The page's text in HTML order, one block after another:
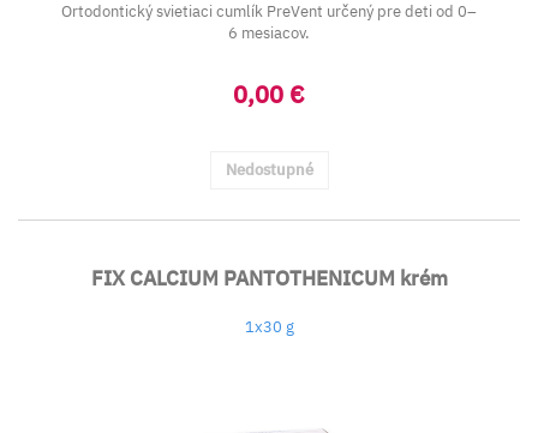
Ortodontický svietiaci cumlík PreVent určený pre deti od 0–
6 mesiacov.
0,00 €
Nedostupné
FIX CALCIUM PANTOTHENICUM krém
1x30 g